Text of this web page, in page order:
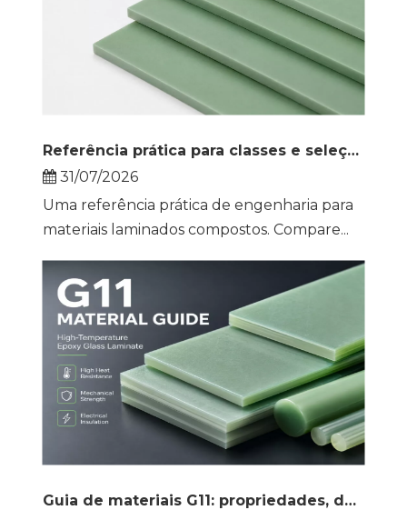
Referência prática para classes e seleção de laminados compostos
31/07/2026
Uma referência prática de engenharia para
materiais laminados compostos. Compare...
Guia de materiais G11: propriedades, desempenho e quando especificar este laminado de alta temperatura